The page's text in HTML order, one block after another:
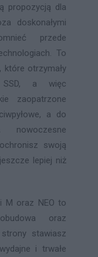
propozycją dla
doskonałymi
przede
To
, które otrzymały
SSD, a więc
zaopatrzone
a do
nowoczesne
swoją
lepiej niż
M oraz NEO to
oraz
stawiasz
i trwałe